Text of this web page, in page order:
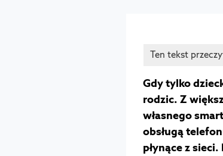
Gdy tylko
rodzic. Z
własnego
obsługą
płynące z